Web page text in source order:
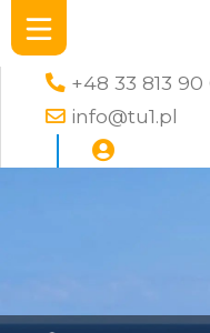
+48 33 813 90
info@tu1.pl